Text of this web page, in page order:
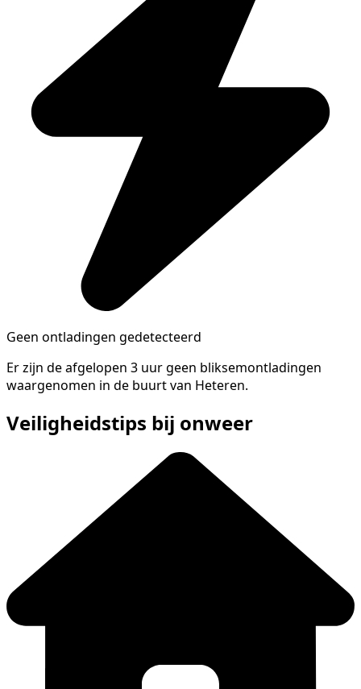
Geen ontladingen gedetecteerd
Er zijn de afgelopen 3 uur geen bliksemontladingen
waargenomen in de buurt van Heteren.
Veiligheidstips bij onweer